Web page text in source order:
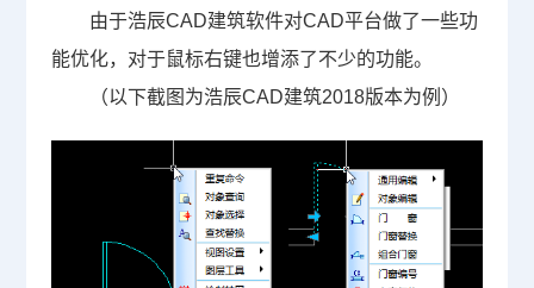
由于浩辰CAD建筑软件对CAD平台做了一些功
能优化，对于鼠标右键也增添了不少的功能。
（以下截图为浩辰CAD建筑2018版本为例）